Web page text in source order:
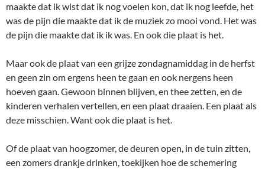
maakte dat ik wist dat ik nog voelen kon, dat ik nog leefde, het
was de pijn die maakte dat ik de muziek zo mooi vond. Het was
de pijn die maakte dat ik ik was. En ook die plaat is het.
Maar ook de plaat van een grijze zondagnamiddag in de herfst
en geen zin om ergens heen te gaan en ook nergens heen
hoeven gaan. Gewoon binnen blijven, en thee zetten, en de
kinderen verhalen vertellen, en een plaat draaien. Een plaat als
deze misschien. Want ook die plaat is het.
Of de plaat van hoogzomer, de deuren open, in de tuin zitten,
een zomers drankje drinken, toekijken hoe de schemering